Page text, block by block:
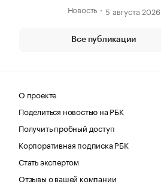
Новость
5 августа 2026
Все публикации
О проекте
Поделиться новостью на РБК
Получить пробный доступ
Корпоративная подписка РБК
Стать экспертом
Отзывы о вашей компании